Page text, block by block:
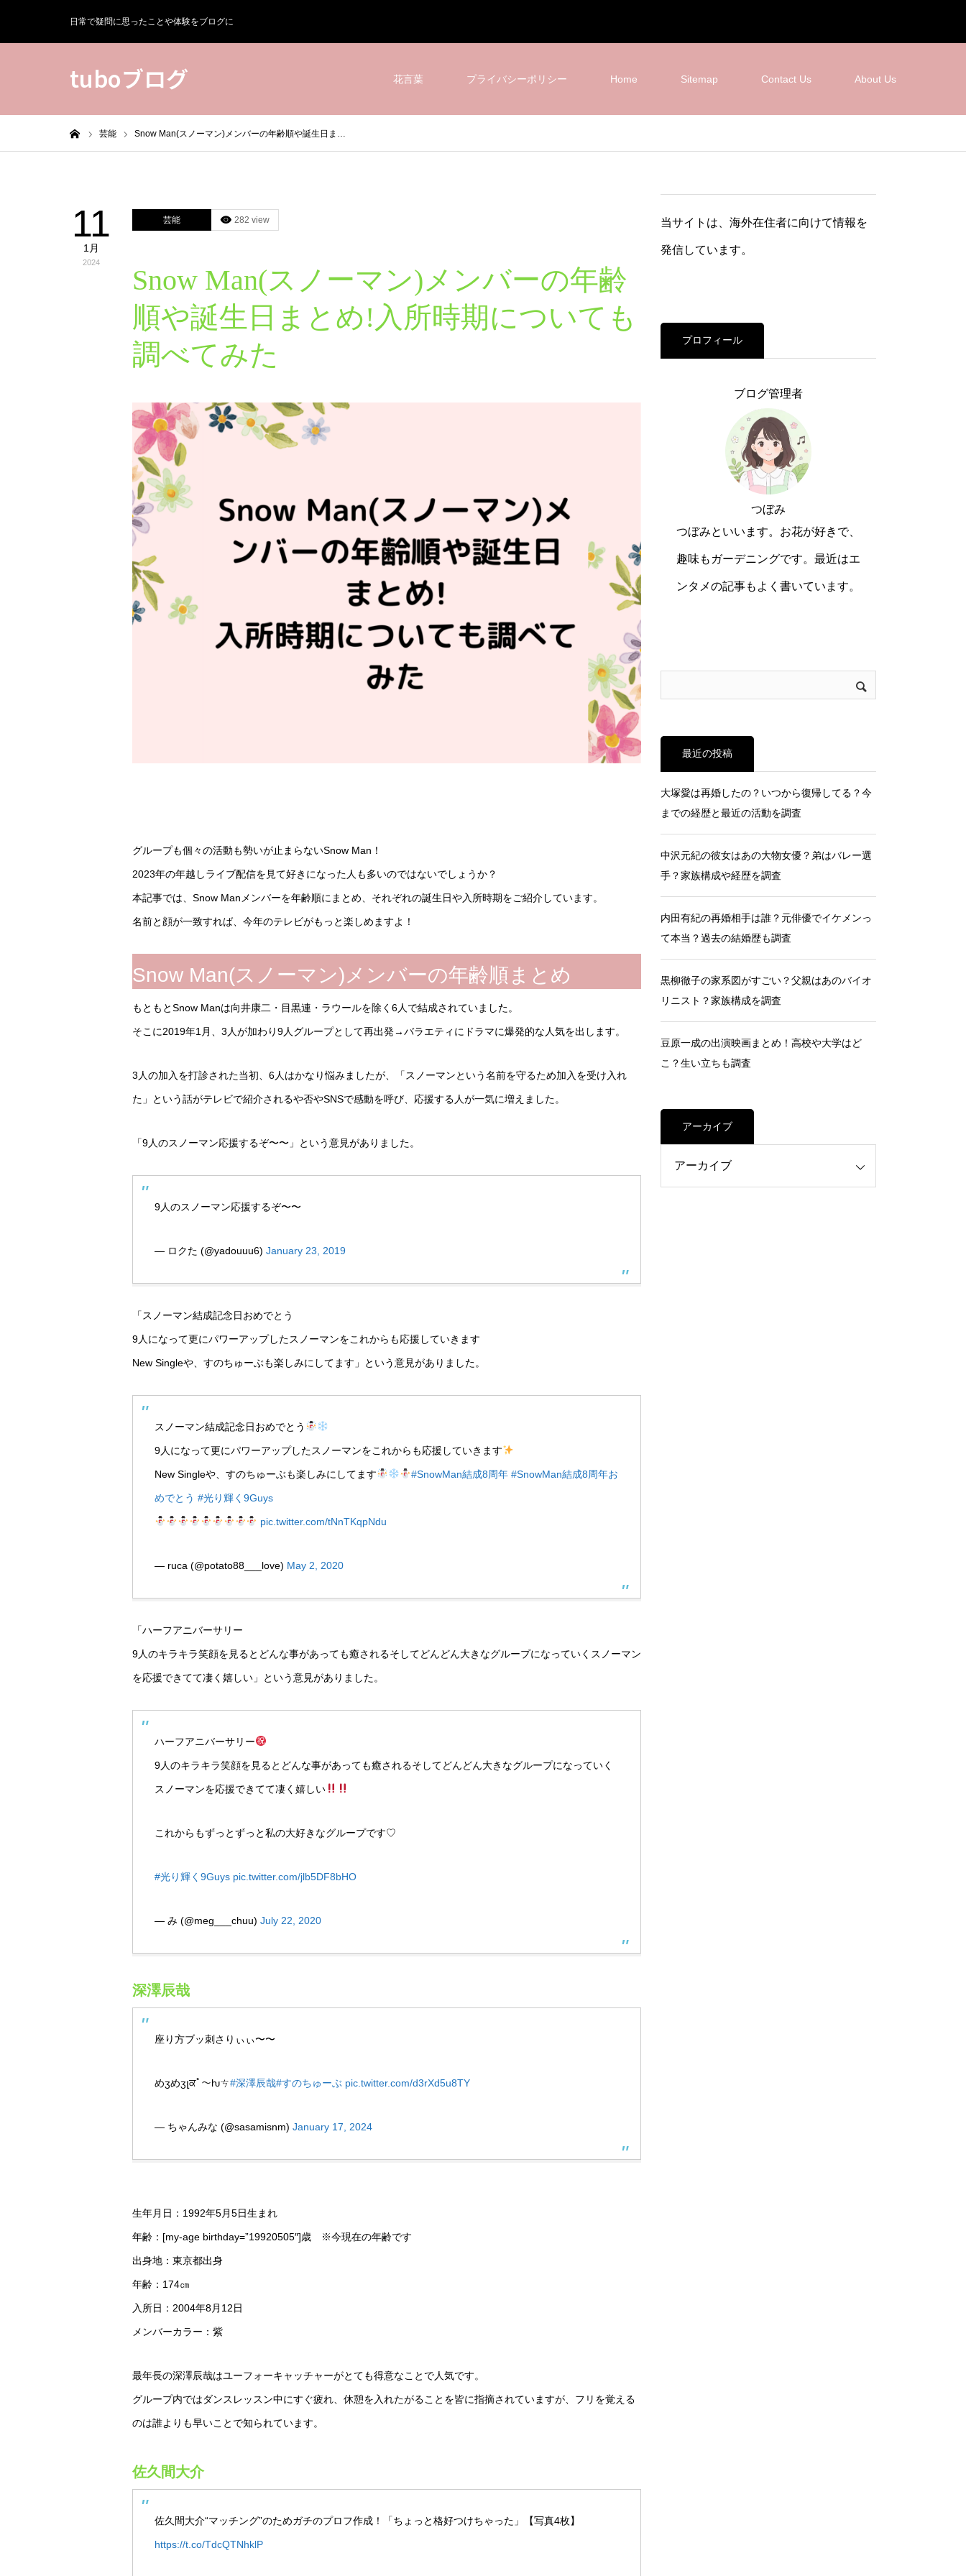
日常で疑問に思ったことや体験をブログに
tuboブログ 花言葉 プライバシーポリシー Home Sitemap Contact Us About Us
芸能 Snow Man(スノーマン)メンバーの年齢順や誕生日ま…
11
1月
2024
芸能 282 view
Snow Man(スノーマン)メンバーの年齢
順や誕生日まとめ!入所時期についても
調べてみた
グループも個々の活動も勢いが止まらないSnow Man！
2023年の年越しライブ配信を見て好きになった人も多いのではないでしょうか？
本記事では、Snow Manメンバーを年齢順にまとめ、それぞれの誕生日や入所時期をご紹介しています。
名前と顔が一致すれば、今年のテレビがもっと楽しめますよ！
Snow Man(スノーマン)メンバーの年齢順まとめ
もともとSnow Manは向井康二・目黒連・ラウールを除く6人で結成されていました。
そこに2019年1月、3人が加わり9人グループとして再出発→バラエティにドラマに爆発的な人気を出します。
3人の加入を打診された当初、6人はかなり悩みましたが、「スノーマンという名前を守るため加入を受け入れ
た」という話がテレビで紹介されるや否やSNSで感動を呼び、応援する人が一気に増えました。
「9人のスノーマン応援するぞ〜〜」という意見がありました。
9人のスノーマン応援するぞ〜〜
— ロクた (@yadouuu6) January 23, 2019
「スノーマン結成記念日おめでとう
9人になって更にパワーアップしたスノーマンをこれからも応援していきます
New Singleや、すのちゅーぶも楽しみにしてます」という意見がありました。
スノーマン結成記念日おめでとう
9人になって更にパワーアップしたスノーマンをこれからも応援していきます
New Singleや、すのちゅーぶも楽しみにしてます #SnowMan結成8周年 #SnowMan結成8周年お
めでとう #光り輝く9Guys
pic.twitter.com/tNnTKqpNdu
— ruca (@potato88___love) May 2, 2020
「ハーフアニバーサリー
9人のキラキラ笑顔を見るとどんな事があっても癒されるそしてどんどん大きなグループになっていくスノーマン
を応援できてて凄く嬉しい」という意見がありました。
ハーフアニバーサリー
9人のキラキラ笑顔を見るとどんな事があっても癒されるそしてどんどん大きなグループになっていく
スノーマンを応援できてて凄く嬉しい
これからもずっとずっと私の大好きなグループです♡
#光り輝く9Guys pic.twitter.com/jlb5DF8bHO
— み (@meg___chuu) July 22, 2020
深澤辰哉
座り方ブッ刺さりぃぃ〜〜
めʒめʒլਕﾟ〜ƕㄘ#深澤辰哉#すのちゅーぶ pic.twitter.com/d3rXd5u8TY
— ちゃんみな (@sasamisnm) January 17, 2024
生年月日：1992年5月5日生まれ
年齢：[my-age birthday=”19920505″]歳 ※今現在の年齢です
出身地：東京都出身
年齢：174㎝
入所日：2004年8月12日
メンバーカラー：紫
最年長の深澤辰哉はユーフォーキャッチャーがとても得意なことで人気です。
グループ内ではダンスレッスン中にすぐ疲れ、休憩を入れたがることを皆に指摘されていますが、フリを覚える
のは誰よりも早いことで知られています。
佐久間大介
佐久間大介“マッチング”のためガチのプロフ作成！「ちょっと格好つけちゃった」【写真4枚】
https://t.co/TdcQTNhklP
当サイトは、海外在住者に向けて情報を
発信しています。
プロフィール
ブログ管理者
つぼみ
つぼみといいます。お花が好きで、
趣味もガーデニングです。最近はエ
ンタメの記事もよく書いています。
最近の投稿
大塚愛は再婚したの？いつから復帰してる？今
までの経歴と最近の活動を調査
中沢元紀の彼女はあの大物女優？弟はバレー選
手？家族構成や経歴を調査
内田有紀の再婚相手は誰？元俳優でイケメンっ
て本当？過去の結婚歴も調査
黒柳徹子の家系図がすごい？父親はあのバイオ
リニスト？家族構成を調査
豆原一成の出演映画まとめ！高校や大学はど
こ？生い立ちも調査
アーカイブ